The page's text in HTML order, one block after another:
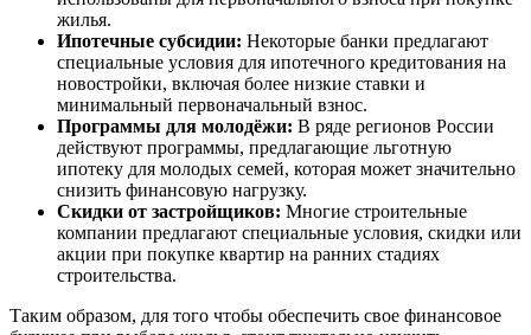
жилья.
Ипотечные субсидии: Некоторые банки предлагают
специальные условия для ипотечного кредитования на
новостройки, включая более низкие ставки и
минимальный первоначальный взнос.
Программы для молодёжи: В ряде регионов России
действуют программы, предлагающие льготную
ипотеку для молодых семей, которая может значительно
снизить финансовую нагрузку.
Скидки от застройщиков: Многие строительные
компании предлагают специальные условия, скидки или
акции при покупке квартир на ранних стадиях
строительства.
Таким образом, для того чтобы обеспечить свое финансовое